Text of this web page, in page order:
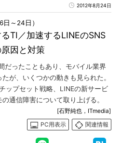
2012年8月24日
TI／加速するLINEのSNS
因と対策
～24日）
だったこともあり、モバイル業界
が、いくつかの動きも見られた。
ップセット戦略、LINEの新サービ
通信障害について取り上げる。
[石野純也，ITmedia]
PC用表示
関連情報